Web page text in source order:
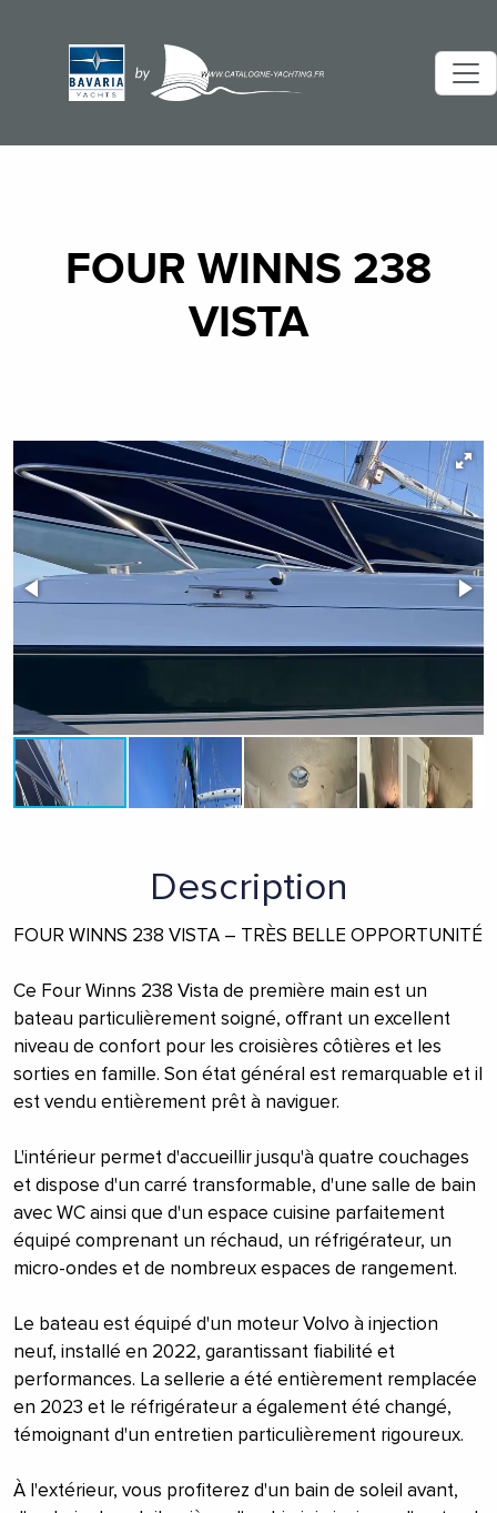
FOUR WINNS 238
VISTA
Description
FOUR WINNS 238 VISTA – TRÈS BELLE OPPORTUNITÉ
Ce Four Winns 238 Vista de première main est un
bateau particulièrement soigné, offrant un excellent
niveau de confort pour les croisières côtières et les
sorties en famille. Son état général est remarquable et il
est vendu entièrement prêt à naviguer.
L'intérieur permet d'accueillir jusqu'à quatre couchages
et dispose d'un carré transformable, d'une salle de bain
avec WC ainsi que d'un espace cuisine parfaitement
équipé comprenant un réchaud, un réfrigérateur, un
micro-ondes et de nombreux espaces de rangement.
Le bateau est équipé d'un moteur Volvo à injection
neuf, installé en 2022, garantissant fiabilité et
performances. La sellerie a été entièrement remplacée
en 2023 et le réfrigérateur a également été changé,
témoignant d'un entretien particulièrement rigoureux.
À l'extérieur, vous profiterez d'un bain de soleil avant,